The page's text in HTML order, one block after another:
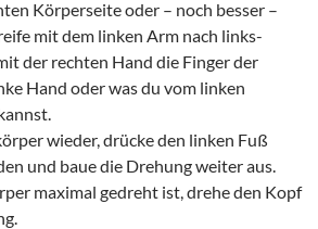
Körperseite oder – noch besser –
mit dem linken Arm nach links-
der rechten Hand die Finger der
Hand oder was du vom linken
wieder, drücke den linken Fuß
und baue die Drehung weiter aus.
maximal gedreht ist, drehe den Kopf